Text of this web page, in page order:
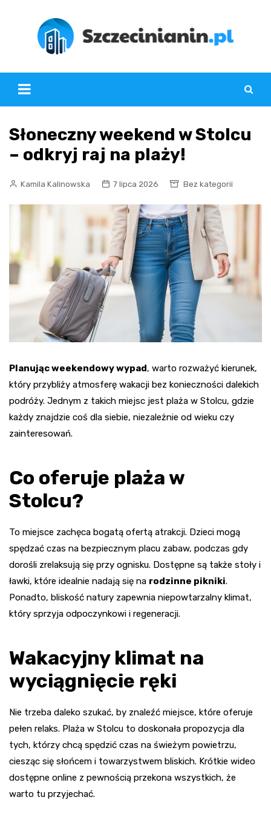
Słoneczny weekend w Stolcu
– odkryj raj na plaży!
Kamila Kalinowska 7 lipca 2026 Bez kategorii
Planując weekendowy wypad , warto rozważyć kierunek,
który przybliży atmosferę wakacji bez konieczności dalekich
podróży. Jednym z takich miejsc jest plaża w Stolcu, gdzie
każdy znajdzie coś dla siebie, niezależnie od wieku czy
zainteresowań.
Co oferuje plaża w
Stolcu?
To miejsce zachęca bogatą ofertą atrakcji. Dzieci mogą
spędzać czas na bezpiecznym placu zabaw, podczas gdy
dorośli zrelaksują się przy ognisku. Dostępne są także stoły i
ławki, które idealnie nadają się na rodzinne pikniki.
Ponadto, bliskość natury zapewnia niepowtarzalny klimat,
który sprzyja odpoczynkowi i regeneracji.
Wakacyjny klimat na
wyciągnięcie ręki
Nie trzeba daleko szukać, by znaleźć miejsce, które oferuje
pełen relaks. Plaża w Stolcu to doskonała propozycja dla
tych, którzy chcą spędzić czas na świeżym powietrzu,
ciesząc się słońcem i towarzystwem bliskich. Krótkie wideo
dostępne online z pewnością przekona wszystkich, że
warto tu przyjechać.